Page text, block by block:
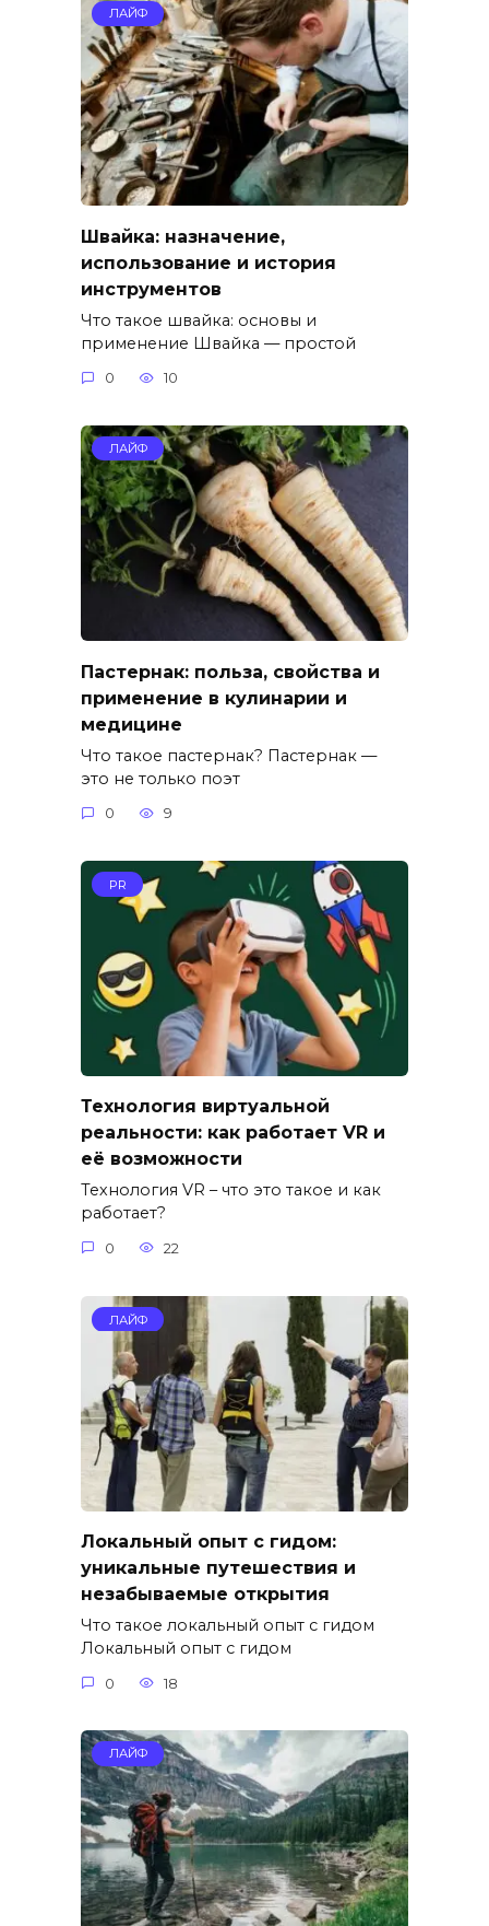
ЛАЙФ
Швайка: назначение,
использование и история
инструментов
Что такое швайка: основы и
применение Швайка — простой
0 10
ЛАЙФ
Пастернак: польза, свойства и
применение в кулинарии и
медицине
Что такое пастернак? Пастернак —
это не только поэт
0 9
PR
Технология виртуальной
реальности: как работает VR и
её возможности
Технология VR – что это такое и как
работает?
0 22
ЛАЙФ
Локальный опыт с гидом:
уникальные путешествия и
незабываемые открытия
Что такое локальный опыт с гидом
Локальный опыт с гидом
0 18
ЛАЙФ